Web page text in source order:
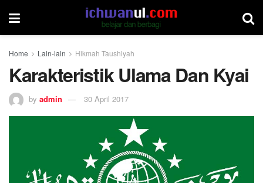
Home Lain-lain Hikmah Taushiyah
Karakteristik Ulama Dan Kyai
by admin 30 April 2017